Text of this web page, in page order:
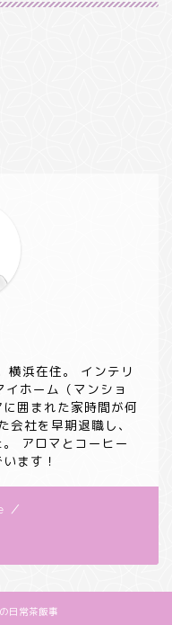
横浜在住。 インテリ
ホーム（マンショ
囲まれた家時間が何
社を早期退職し、
アロマとコーヒー
ます！
／
日常茶飯事